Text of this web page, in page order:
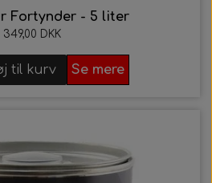
Fortynder - 5 liter
349,00 DKK
til kurv Se mere